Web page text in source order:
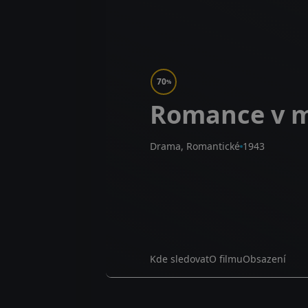
70%
Romance v
Drama, Romantické 1943
Kde sledovatO filmuObsazení